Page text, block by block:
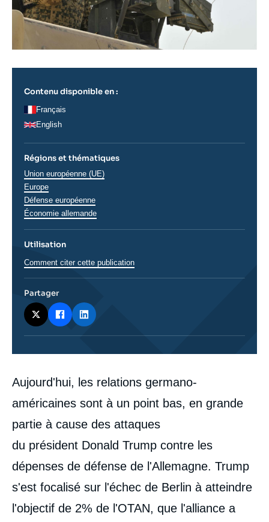
Corps
analyses
Aujourd'hui, les relations germano-
américaines sont à un point bas, en grande
partie à cause des attaques
du président Donald Trump contre les
dépenses de défense de l'Allemagne. Trump
s'est focalisé sur l'échec de Berlin à atteindre
l'objectif de 2% de l'OTAN, que l'alliance a
Contenu disponible en :
Français
English
Régions et thématiques
Thématiques
analyses
Union européenne (UE)
Europe
Défense européenne
Régions
Économie allemande
Utilisation
Comment citer cette publication
Partager